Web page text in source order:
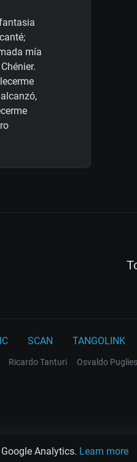
Analytics. Learn more
mía
SCAN TANGOLINK
Ricardo Tanturi Osvaldo